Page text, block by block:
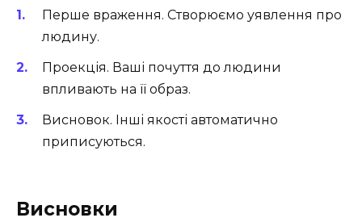
Перше враження. Створюємо уявлення про
людину.
Проекція. Ваші почуття до людини
впливають на її образ.
Висновок. Інші якості автоматично
приписуються.
Висновки